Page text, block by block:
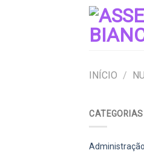
INÍCIO /
CATEGORIAS
Administração